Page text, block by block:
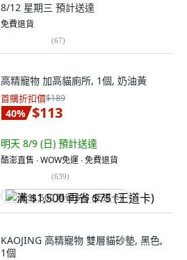
8/12 星期三 預計送達
免費退貨
(67)
高精寵物 加高貓廁所, 1個, 奶油黃
首購折扣價$189
40% $113
明天 8/9 (日) 預計送達
酷澎直售 ∙ WOW免運 ∙ 免費退貨
(639)
满 $1,500 再省 $75 (王道卡)
KAOJING 高精寵物 雙層貓砂墊, 黑色,
1個